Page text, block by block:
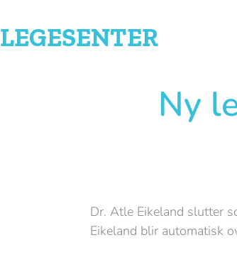
LEGESENTER
Ny
Dr. Atle Eikeland slutter
Eikeland blir automatisk